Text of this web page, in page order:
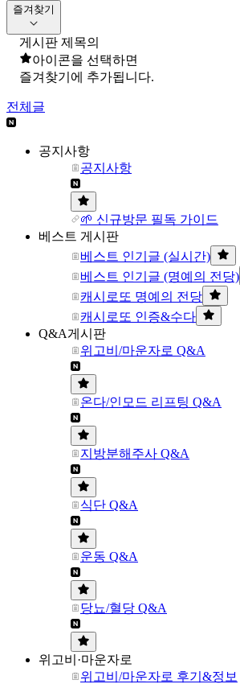
즐겨찾기
게시판 제목의
아이콘을 선택하면
즐겨찾기에 추가됩니다.
전체글
공지사항
공지사항
🌱 신규방문 필독 가이드
베스트 게시판
베스트 인기글 (실시간)
베스트 인기글 (명예의 전당)
캐시로또 명예의 전당
캐시로또 인증&수다
Q&A게시판
위고비/마운자로 Q&A
온다/인모드 리프팅 Q&A
지방분해주사 Q&A
식단 Q&A
운동 Q&A
당뇨/혈당 Q&A
위고비·마운자로
위고비/마운자로 후기&정보